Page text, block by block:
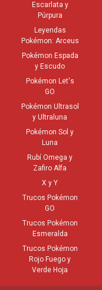
Escarlata y
Púrpura
Leyendas
Pokémon: Arceus
Pokémon Espada
y Escudo
Pokémon Let's
GO
Pokémon Ultrasol
y Ultraluna
Pokémon Sol y
Luna
Rubí Omega y
Zafiro Alfa
X y Y
Trucos Pokémon
GO
Trucos Pokémon
Esmeralda
Trucos Pokémon
Rojo Fuego y
Verde Hoja